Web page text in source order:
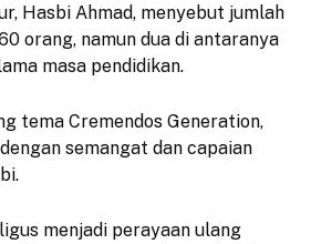
Hasbi Ahmad, menyebut jumlah
orang, namun dua di antaranya
masa pendidikan.
tema Cremendos Generation,
semangat dan capaian
menjadi perayaan ulang